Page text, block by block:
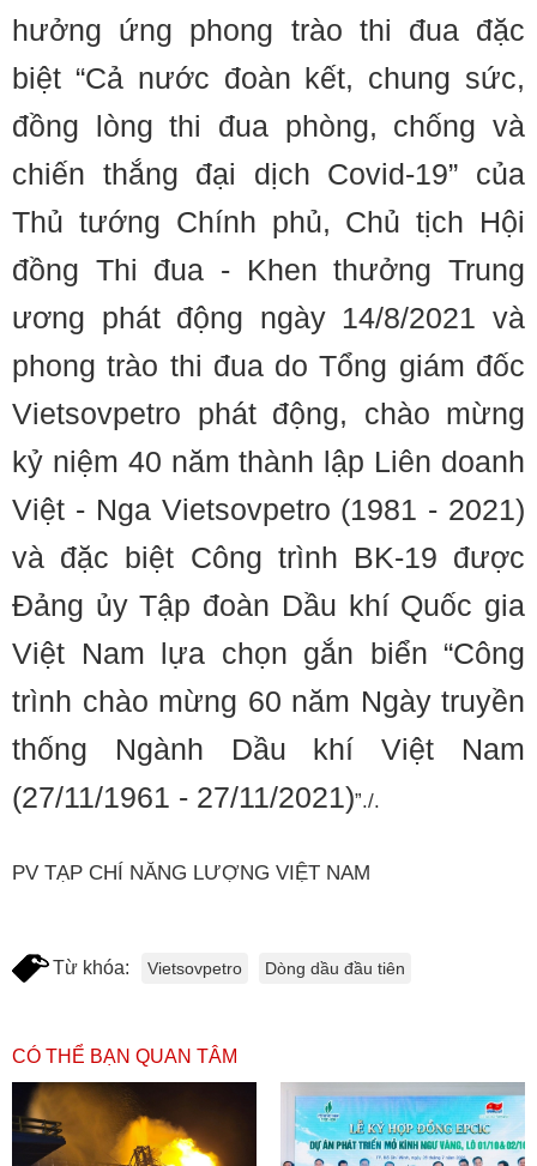
hưởng ứng phong trào thi đua đặc
biệt “Cả nước đoàn kết, chung sức,
đồng lòng thi đua phòng, chống và
chiến thắng đại dịch Covid-19” của
Thủ tướng Chính phủ, Chủ tịch Hội
đồng Thi đua - Khen thưởng Trung
ương phát động ngày 14/8/2021 và
phong trào thi đua do Tổng giám đốc
Vietsovpetro phát động, chào mừng
kỷ niệm 40 năm thành lập Liên doanh
Việt - Nga Vietsovpetro (1981 - 2021)
và đặc biệt Công trình BK-19 được
Đảng ủy Tập đoàn Dầu khí Quốc gia
Việt Nam lựa chọn gắn biển “Công
trình chào mừng 60 năm Ngày truyền
thống Ngành Dầu khí Việt Nam
(27/11/1961 - 27/11/2021)”./.
PV TẠP CHÍ NĂNG LƯỢNG VIỆT NAM
Từ khóa: Vietsovpetro Dòng dầu đầu tiên
CÓ THỂ BẠN QUAN TÂM